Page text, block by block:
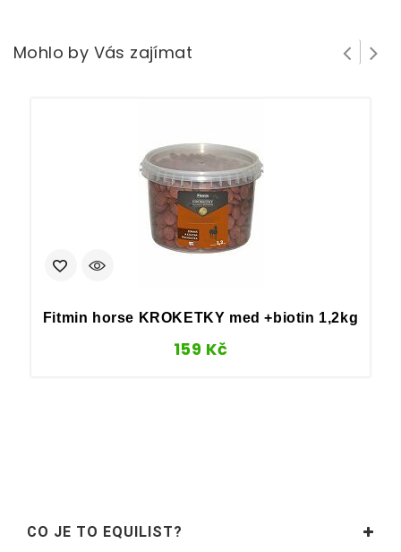
Mohlo by Vás zajímat
Fitmin horse KROKETKY med +biotin 1,2kg
159 Kč
CO JE TO EQUILIST?